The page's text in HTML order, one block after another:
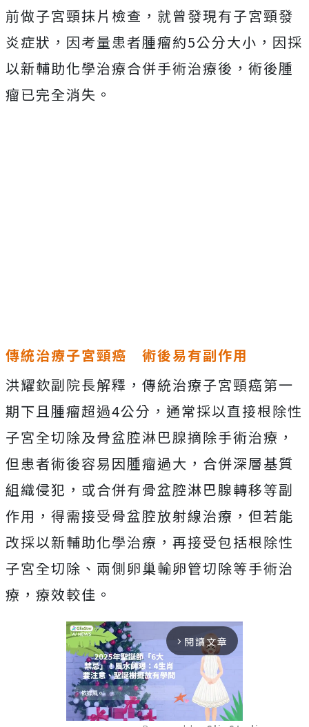
前做子宮頸抹片檢查，就曾發現有子宮頸發
炎症狀，因考量患者腫瘤約5公分大小，因採
以新輔助化學治療合併手術治療後，術後腫
瘤已完全消失。
傳統治療子宮頸癌 術後易有副作用
洪耀欽副院長解釋，傳統治療子宮頸癌第一
期下且腫瘤超過4公分，通常採以直接根除性
子宮全切除及骨盆腔淋巴腺摘除手術治療，
但患者術後容易因腫瘤過大，合併深層基質
組織侵犯，或合併有骨盆腔淋巴腺轉移等副
作用，得需接受骨盆腔放射線治療，但若能
改採以新輔助化學治療，再接受包括根除性
子宮全切除、兩側卵巢輸卵管切除等手術治
療，療效較佳。
arrow_forward_ios 閱讀文章